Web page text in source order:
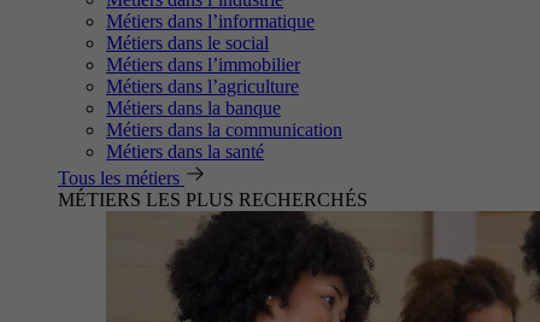
Métiers dans l’informatique
Métiers dans le social
Métiers dans l’immobilier
Métiers dans l’agriculture
Métiers dans la banque
Métiers dans la communication
Métiers dans la santé
Tous les métiers
MÉTIERS LES PLUS RECHERCHÉS